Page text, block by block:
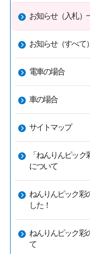
お知らせ（入札）
お知らせ（すべて
電車の場合
車の場合
サイトマップ
「ねんりんピッ
について
ねんりんピック彩
した！
ねんりんピック彩
て